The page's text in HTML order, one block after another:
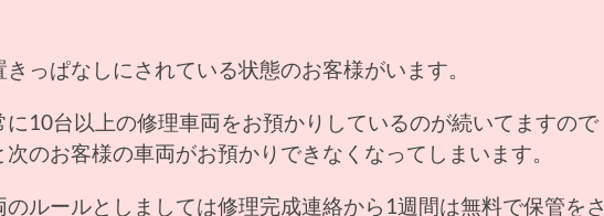
っぱなしにされている状態のお客様がいます。
に10台以上の修理車両をお預かりしているのが続いてますので
のお客様の車両がお預かりできなくなってしまいます。
のルールとしましては修理完成連絡から1週間は無料で保管をさ